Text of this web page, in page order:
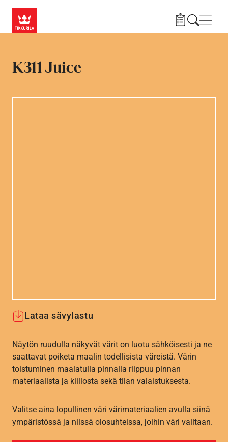
K311 Juice
Lataa sävylastu
Näytön ruudulla näkyvät värit on luotu sähköisesti ja ne
saattavat poiketa maalin todellisista väreistä. Värin
toistuminen maalatulla pinnalla riippuu pinnan
materiaalista ja kiillosta sekä tilan valaistuksesta.
Valitse aina lopullinen väri värimateriaalien avulla siinä
ympäristössä ja niissä olosuhteissa, joihin väri valitaan.